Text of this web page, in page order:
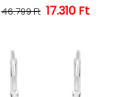
Normál ár
46.799 Ft 17.310 Ft